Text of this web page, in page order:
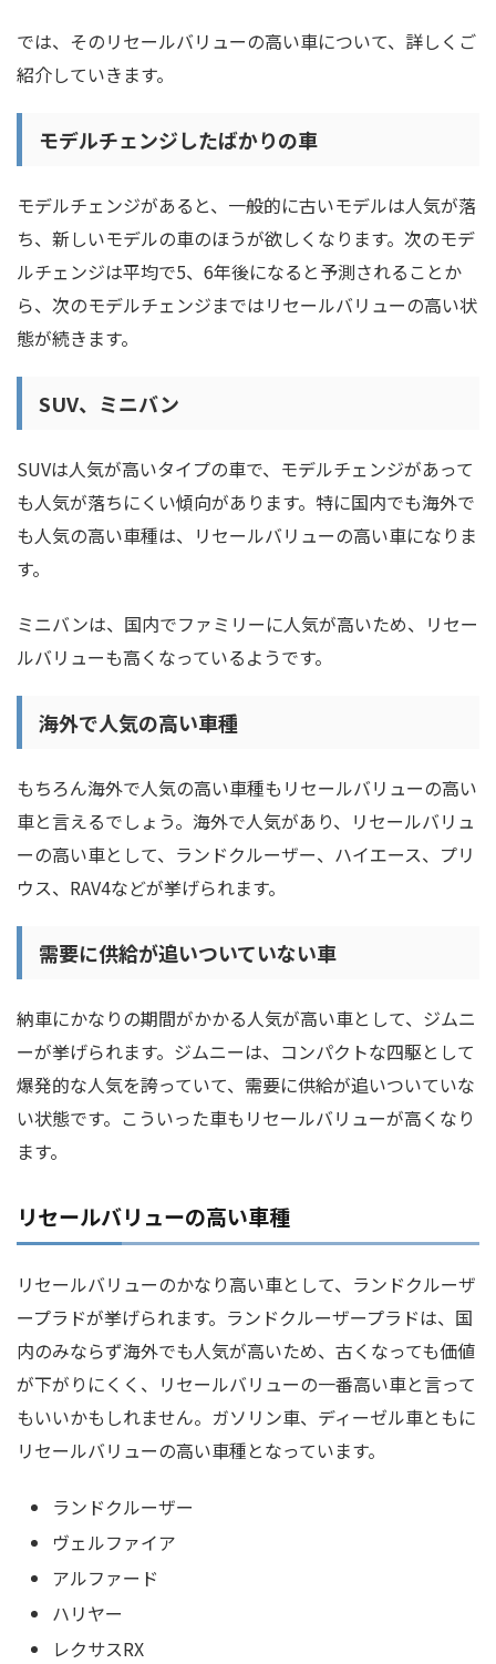
では、そのリセールバリューの高い車について、詳しくご
紹介していきます。
モデルチェンジしたばかりの車
モデルチェンジがあると、一般的に古いモデルは人気が落
ち、新しいモデルの車のほうが欲しくなります。次のモデ
ルチェンジは平均で5、6年後になると予測されることか
ら、次のモデルチェンジまではリセールバリューの高い状
態が続きます。
SUV、ミニバン
SUVは人気が高いタイプの車で、モデルチェンジがあって
も人気が落ちにくい傾向があります。特に国内でも海外で
も人気の高い車種は、リセールバリューの高い車になりま
す。
ミニバンは、国内でファミリーに人気が高いため、リセー
ルバリューも高くなっているようです。
海外で人気の高い車種
もちろん海外で人気の高い車種もリセールバリューの高い
車と言えるでしょう。海外で人気があり、リセールバリュ
ーの高い車として、ランドクルーザー、ハイエース、プリ
ウス、RAV4などが挙げられます。
需要に供給が追いついていない車
納車にかなりの期間がかかる人気が高い車として、ジムニ
ーが挙げられます。ジムニーは、コンパクトな四駆として
爆発的な人気を誇っていて、需要に供給が追いついていな
い状態です。こういった車もリセールバリューが高くなり
ます。
リセールバリューの高い車種
リセールバリューのかなり高い車として、ランドクルーザ
ープラドが挙げられます。ランドクルーザープラドは、国
内のみならず海外でも人気が高いため、古くなっても価値
が下がりにくく、リセールバリューの一番高い車と言って
もいいかもしれません。ガソリン車、ディーゼル車ともに
リセールバリューの高い車種となっています。
ランドクルーザー
ヴェルファイア
アルファード
ハリヤー
レクサスRX